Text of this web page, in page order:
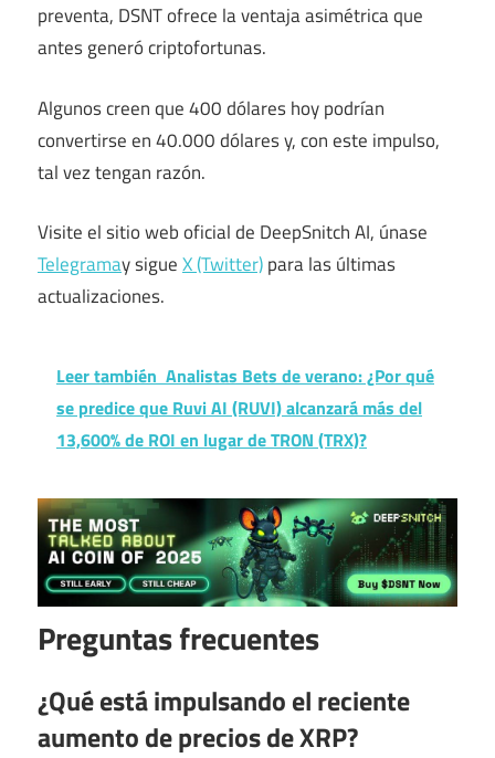
preventa, DSNT ofrece la ventaja asimétrica que
antes generó criptofortunas.
Algunos creen que 400 dólares hoy podrían
convertirse en 40.000 dólares y, con este impulso,
tal vez tengan razón.
Visite el sitio web oficial de DeepSnitch AI, únase
Telegramay sigueX (Twitter)para las últimas
actualizaciones.
Leer también Analistas Bets de verano: ¿Por qué
se predice que Ruvi AI (RUVI) alcanzará más del
13,600% de ROI en lugar de TRON (TRX)?
Preguntas frecuentes
¿Qué está impulsando el reciente
aumento de precios de XRP?